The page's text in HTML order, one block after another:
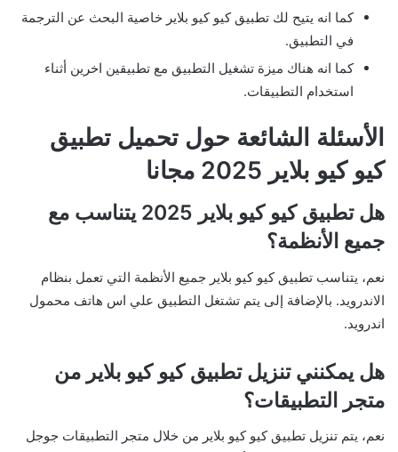
كما انه يتيح لك تطبيق كيو كيو بلاير خاصية البحث عن الترجمة
في التطبيق.
كما انه هناك ميزة تشغيل التطبيق مع تطبيقين اخرين أثناء
استخدام التطبيقات.
الأسئلة الشائعة حول تحميل تطبيق
كيو كيو بلاير 2025 مجانا
هل تطبيق كيو كيو بلاير 2025 يتناسب مع
جميع الأنظمة؟
نعم، يتناسب تطبيق كيو كيو بلاير جميع الأنظمة التي تعمل بنظام
الاندرويد. بالإضافة إلى يتم تشتغل التطبيق علي اس هاتف محمول
اندرويد.
هل يمكنني تنزيل تطبيق كيو كيو بلاير من
متجر التطبيقات؟
نعم، يتم تنزيل تطبيق كيو كيو بلاير من خلال متجر التطبيقات جوجل